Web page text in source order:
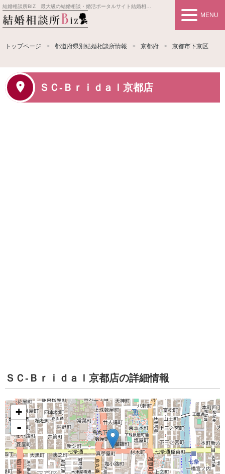
結婚相談所BIZ 最大級の結婚相談・婚活ポータルサイト結婚相談所事業者情報や婚活お見合いの悩み、対策を紹介します。
MENU
トップページ 都道府県別結婚相談所情報 京都府 京都市下京区
ＳＣ‐Ｂｒｉｄａｌ京都店
ＳＣ‐Ｂｒｉｄａｌ京都店の詳細情報
+
-